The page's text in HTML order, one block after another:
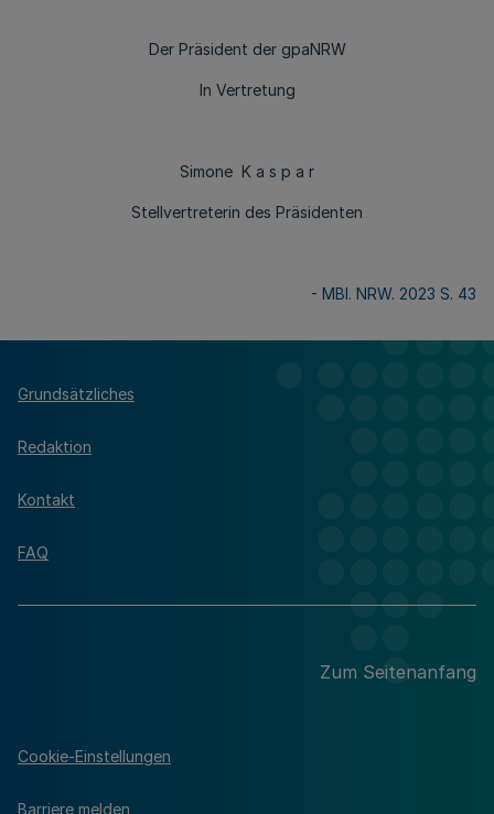
Der Präsident der gpaNRW
In Vertretung
Simone K a s p a r
Stellvertreterin des Präsidenten
- MBl. NRW. 2023 S. 43
Grundsätzliches
Redaktion
Kontakt
FAQ
Zum Seitenanfang
Cookie-Einstellungen
Barriere melden